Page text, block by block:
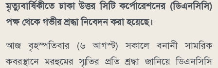
মৃত্যুবার্ষিকীতে ঢাকা উত্তর সিটি কর্পোরেশনের (ডিএনসিসি)
পক্ষ থেকে গভীর শ্রদ্ধা নিবেদন করা হয়েছে।
আজ বৃহস্পতিবার (৬ আগস্ট) সকালে বনানী সামরিক
কবরস্থানে মরহুমের স্মৃতির প্রতি শ্রদ্ধা জানিয়ে ডিএনসিসি